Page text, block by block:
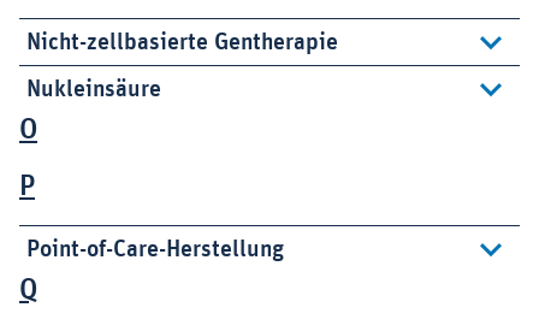
Nicht-zellbasierte Gentherapie
Nukleinsäure
O
P
Point-of-Care-Herstellung
Q